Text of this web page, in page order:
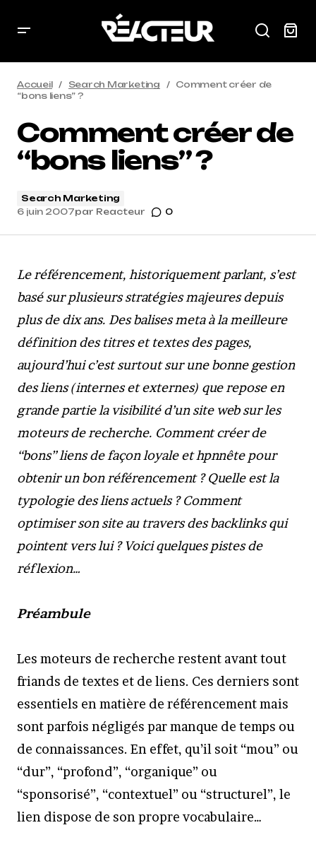
Accueil Search Marketing
Comment créer de
“bons liens” ?
Comment créer de
“bons liens” ?
Search Marketing
6 juin 2007par Reacteur 0
Le référencement, historiquement parlant, s’est
basé sur plusieurs stratégies majeures depuis
plus de dix ans. Des balises meta à la meilleure
définition des titres et textes des pages,
aujourd’hui c’est surtout sur une bonne gestion
des liens (internes et externes) que repose en
grande partie la visibilité d’un site web sur les
moteurs de recherche. Comment créer de
“bons” liens de façon loyale et hpnnête pour
obtenir un bon référencement ? Quelle est la
typologie des liens actuels ? Comment
optimiser son site au travers des backlinks qui
pointent vers lui ? Voici quelques pistes de
réflexion…
Préambule
Les moteurs de recherche restent avant tout
friands de textes et de liens. Ces derniers sont
essentiels en matière de référencement mais
sont parfois négligés par manque de temps ou
de connaissances. En effet, qu’il soit “mou” ou
“dur”, “profond”, “organique” ou
“sponsorisé”, “contextuel” ou “structurel”, le
lien dispose de son propre vocabulaire…